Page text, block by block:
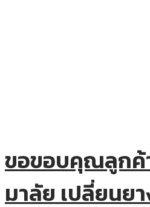
ขอขอบคุณลูกค้า
มาลัย เปลี่ยนย